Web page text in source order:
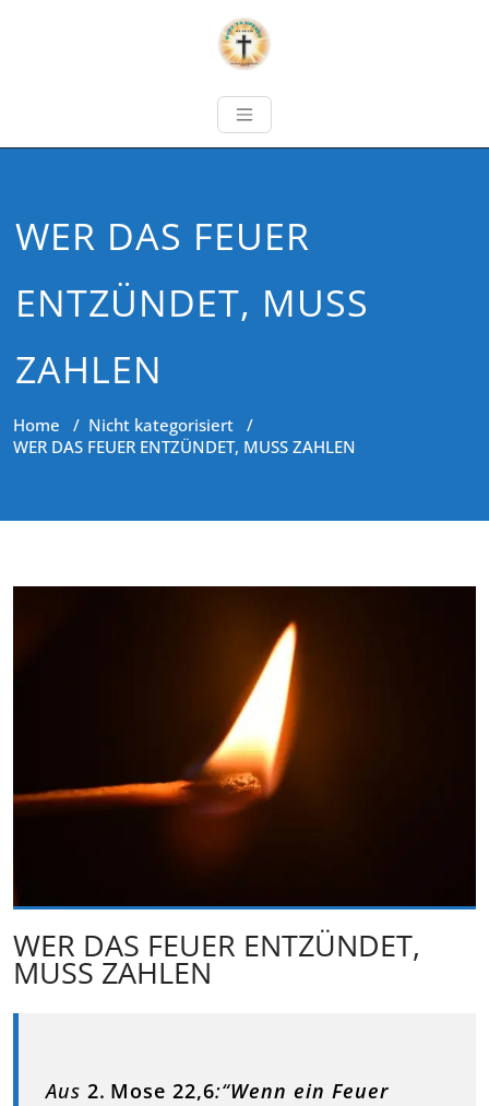
WER DAS FEUER
ENTZÜNDET, MUSS
ZAHLEN
Home / Nicht kategorisiert /
WER DAS FEUER ENTZÜNDET, MUSS ZAHLEN
WER DAS FEUER ENTZÜNDET,
MUSS ZAHLEN
Aus 2. Mose 22,6:“Wenn ein Feuer